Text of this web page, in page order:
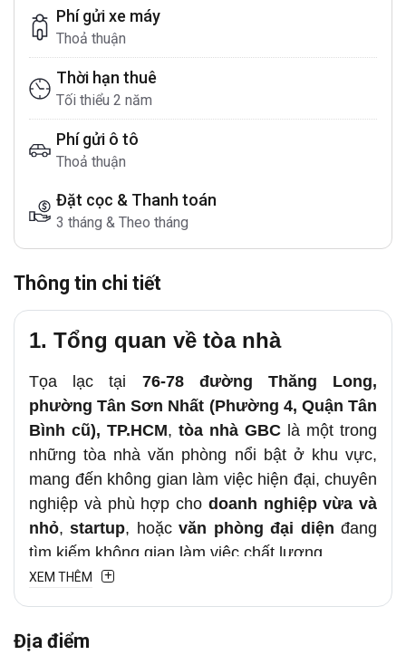
Phí gửi xe máy
Thoả thuận
Thời hạn thuê
Tối thiểu 2 năm
Phí gửi ô tô
Thoả thuận
Đặt cọc & Thanh toán
3 tháng & Theo tháng
Thông tin chi tiết
1. Tổng quan về tòa nhà
Tọa lạc tại 76-78 đường Thăng Long,
phường Tân Sơn Nhất (Phường 4, Quận Tân
Bình cũ), TP.HCM, tòa nhà GBC là một trong
những tòa nhà văn phòng nổi bật ở khu vực,
mang đến không gian làm việc hiện đại, chuyên
nghiệp và phù hợp cho doanh nghiệp vừa và
nhỏ,startup, hoặcvăn phòng đại diện đang
tìm kiếm không gian làm việc chất lượng.
cho thuê
XEM THÊM
Địa điểm